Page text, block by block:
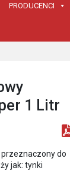
PRODUCENCI
1 Litr
przeznaczony do
jak: tynki